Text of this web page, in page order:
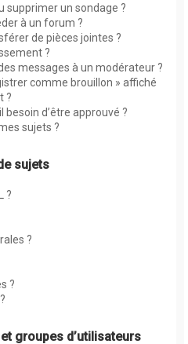
supprimer un sondage ?
à un forum ?
de pièces jointes ?
?
messages à un modérateur ?
comme brouillon » affiché
?
d’être approuvé ?
sujets ?
sujets
?
?
?
groupes d’utilisateurs